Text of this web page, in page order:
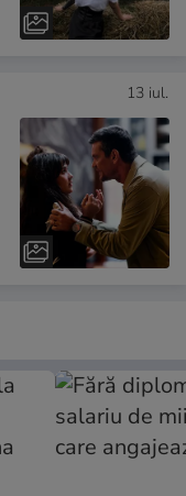
13 iul.